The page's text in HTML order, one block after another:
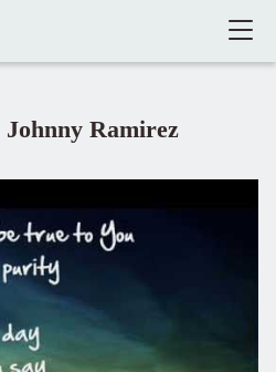
Johnny Ramirez